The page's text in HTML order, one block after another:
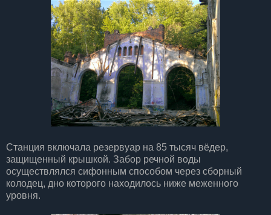
Станция включала резервуар на 85 тысяч вёдер,
защищенный крышкой. Забор речной воды
осуществлялся сифонным способом через сборный
колодец, дно которого находилось ниже меженного
уровня.